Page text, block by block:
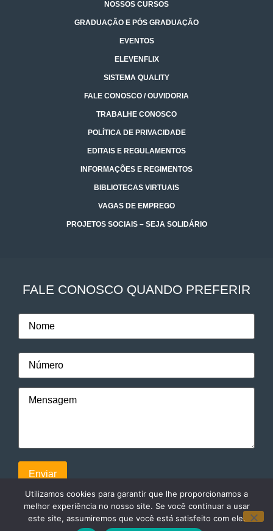
NOSSOS CURSOS
GRADUAÇÃO E PÓS GRADUAÇÃO
EVENTOS
ELEVENFLIX
SISTEMA QUALITY
FALE CONOSCO / OUVIDORIA
TRABALHE CONOSCO
POLÍTICA DE PRIVACIDADE
EDITAIS E REGULAMENTOS
INFORMAÇÕES E REGIMENTOS
BIBLIOTECAS VIRTUAIS
VAGAS DE EMPREGO
PROJETOS SOCIAIS – SEJA SOLIDÁRIO
FALE CONOSCO QUANDO PREFERIR
Utilizamos cookies para garantir que lhe proporcionamos a
melhor experiência no nosso site. Se você continuar a usar
este site, assumiremos que você está satisfeito com ele.